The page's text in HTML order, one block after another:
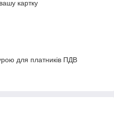
картку
для платників ПДВ